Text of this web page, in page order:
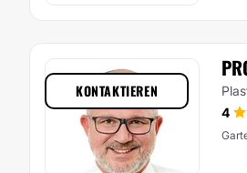
4
KONTAKTIEREN